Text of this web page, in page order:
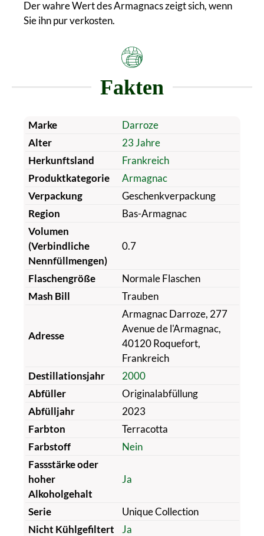
Der wahre Wert des Armagnacs zeigt sich, wenn
Sie ihn pur verkosten.
Fakten
Marke
Darroze
Alter
23 Jahre
Herkunftsland
Frankreich
Produktkategorie
Armagnac
Verpackung
Geschenkverpackung
Region
Bas-Armagnac
Volumen
(Verbindliche
Nennfüllmengen)
0.7
Flaschengröße
Normale Flaschen
Mash Bill
Trauben
Adresse
Armagnac Darroze, 277
Avenue de l'Armagnac,
40120 Roquefort,
Frankreich
Destillationsjahr
2000
Abfüller
Originalabfüllung
Abfülljahr
2023
Farbton
Terracotta
Farbstoff
Nein
Fassstärke oder
hoher
Alkoholgehalt
Ja
Serie
Unique Collection
Nicht Kühlgefiltert
Ja